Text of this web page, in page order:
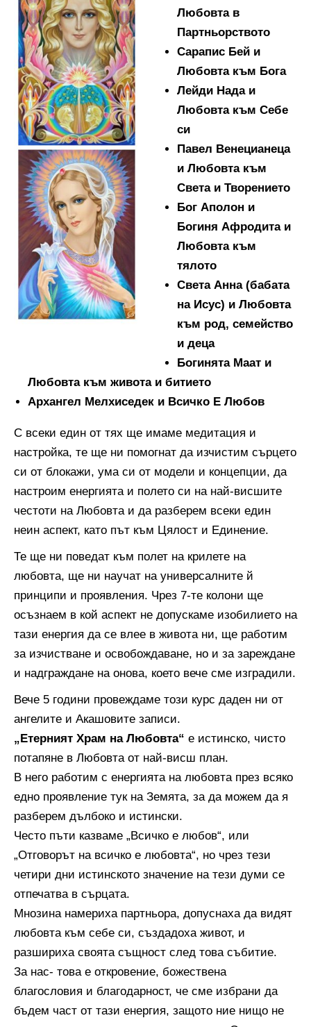
Любовта в
Партньорството
Сарапис Бей и
Любовта към Бога
Лейди Нада и
Любовта към Себе
си
Павел Венецианеца
и Любовта към
Света и Творението
Бог Аполон и
Богиня Афродита и
Любовта към
тялото
Света Анна (бабата
на Исус) и Любовта
към род, семейство
и деца
Богинята Маат и
Любовта към живота и битието
Архангел Мелхиседек и Всичко Е Любов
С всеки един от тях ще имаме медитация и
настройка, те ще ни помогнат да изчистим сърцето
си от блокажи, ума си от модели и концепции, да
настроим енергията и полето си на най-висшите
честоти на Любовта и да разберем всеки един
неин аспект, като път към Цялост и Единение.
Те ще ни поведат към полет на крилете на
любовта, ще ни научат на универсалните й
принципи и проявления. Чрез 7-те колони ще
осъзнаем в кой аспект не допускаме изобилието на
тази енергия да се влее в живота ни, ще работим
за изчистване и освобождаване, но и за зареждане
и надграждане на онова, което вече сме изградили.
Вече 5 години провеждаме този курс даден ни от
ангелите и Акашовите записи.
„Етерният Храм на Любовта“ е истинско, чисто
потапяне в Любовта от най-висш план.
В него работим с енергията на любовта през всяко
едно проявление тук на Земята, за да можем да я
разберем дълбоко и истински.
Често пъти казваме „Всичко е любов“, или
„Отговорът на всичко е любовта“, но чрез тези
четири дни истинското значение на тези думи се
отпечатва в сърцата.
Мнозина намериха партньора, допуснаха да видят
любовта към себе си, създадоха живот, и
разшириха своята същност след това събитие.
За нас- това е откровение, божествена
благословия и благодарност, че сме избрани да
бъдем част от тази енергия, защото ние нищо не